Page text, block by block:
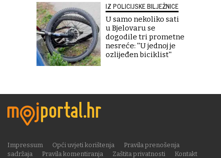
IZ POLICIJSKE BILJEŽNICE
U samo nekoliko sati
u Bjelovaru se
dogodile tri prometne
nesreće: ''U jednoj je
ozlijeđen biciklist''
Impressum Opći uvjeti korištenja
Pravila prenošenja
sadržaja
Pravila komentiranja Zaštita privatnosti
Kontakt